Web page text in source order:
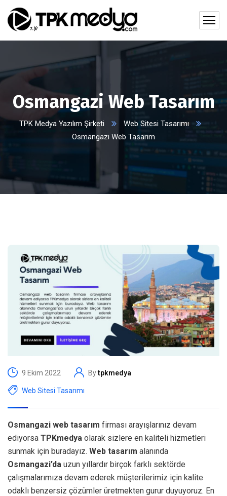
Osmangazi Web Tasarım
TPK Medya Yazılım Şirketi
Web Sitesi Tasarımı
Osmangazi Web Tasarım
9 Ekim 2022 Bytpkmedya
Web Sitesi Tasarımı
Osmangazi web tasarım firması arayışlarınız devam
ediyorsa TPKmedya olarak sizlere en kaliteli hizmetleri
sunmak için buradayız. Web tasarım alanında
Osmangazi’da uzun yıllardır birçok farklı sektörde
çalışmalarımıza devam ederek müşterilerimiz için kalite
odaklı benzersiz çözümler üretmekten gurur duyuyoruz. En